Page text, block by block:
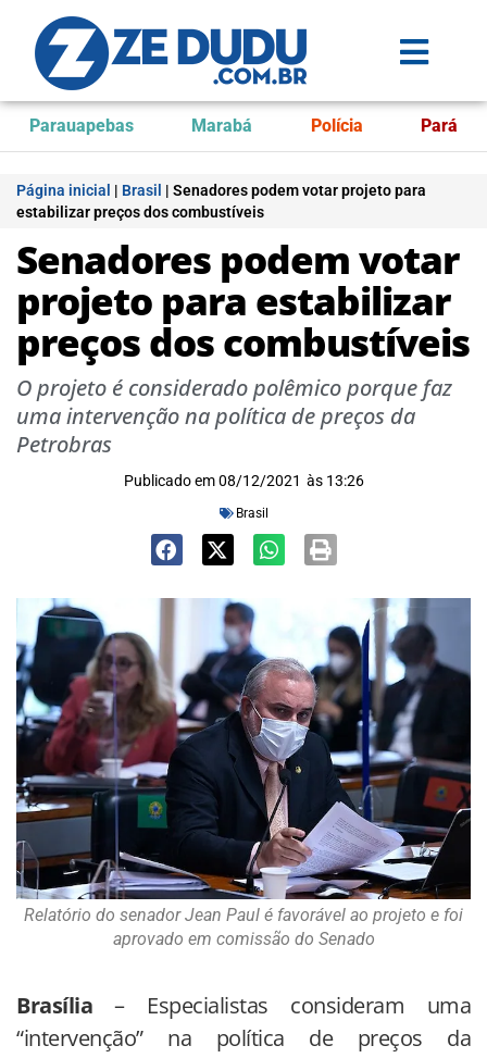
Parauapebas Marabá Polícia Pará
Página inicial | Brasil | Senadores podem votar projeto para
estabilizar preços dos combustíveis
Senadores podem votar
projeto para estabilizar
preços dos combustíveis
O projeto é considerado polêmico porque faz
uma intervenção na política de preços da
Petrobras
Publicado em 08/12/2021 às 13:26
Brasil
Relatório do senador Jean Paul é favorável ao projeto e foi
aprovado em comissão do Senado
Brasília– Especialistas consideram uma
“intervenção” na política de preços da